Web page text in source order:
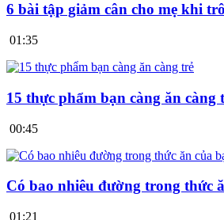
6 bài tập giảm cân cho mẹ khi
01:35
15 thực phẩm bạn càng ăn càng
00:45
Có bao nhiêu đường trong thức
01:21